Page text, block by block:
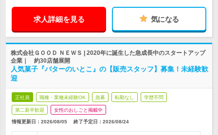
求人詳細を見る 気になる
株式会社ＧＯＯＤ ＮＥＷＳ | 2020年に誕生した急成長中のスタートアップ
企業｜ 約30店舗展開
人気菓子『バターのいとこ』の【販売スタッフ】募集！未経験歓
迎
正社員 職種・業種未経験OK 急募 転勤なし 学歴不問
第二新卒歓迎 女性のおしごと掲載中
情報更新日：2026/08/05 終了予定日： 2026/08/24